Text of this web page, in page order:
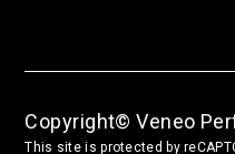
Copyright© Veneo
This site is protected by